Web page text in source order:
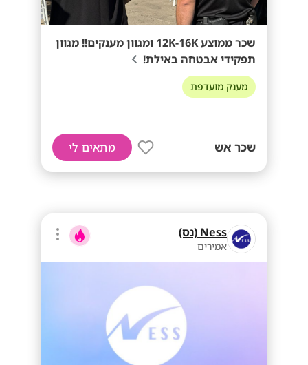
שכר ממוצע 12K-16K ומגוון מענקים!! מגוון
תפקידי אבטחה באילת!
מענק מועדפת
שכר אש מתאים לי
Ness (נס)
אמירים